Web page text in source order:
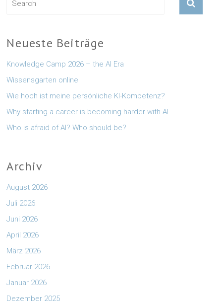
Neueste Beiträge
Knowledge Camp 2026 – the AI Era
Wissensgarten online
Wie hoch ist meine persönliche KI-Kompetenz?
Why starting a career is becoming harder with AI
Who is afraid of AI? Who should be?
Archiv
August 2026
Juli 2026
Juni 2026
April 2026
März 2026
Februar 2026
Januar 2026
Dezember 2025